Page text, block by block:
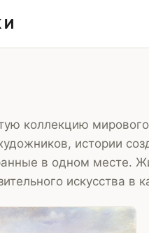
коллекцию мирового
истории
в одном месте.
искусства в